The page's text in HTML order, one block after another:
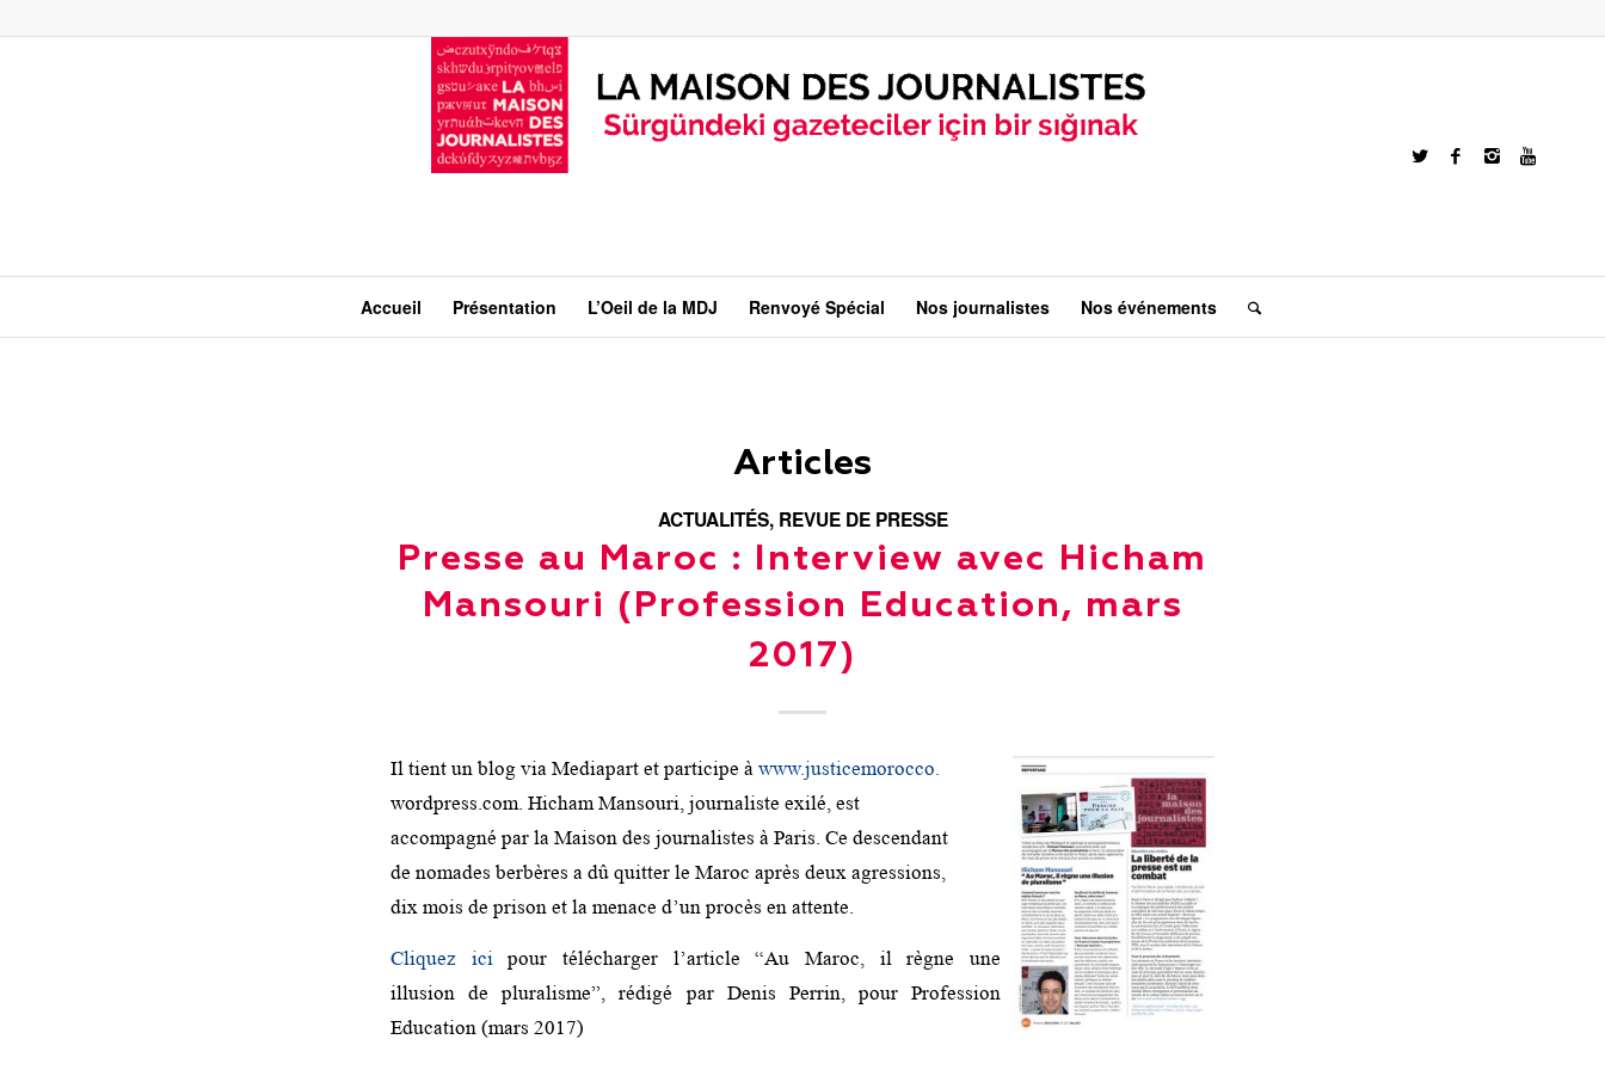
Accueil Présentation L’Oeil de la MDJ Renvoyé Spécial Nos journalistes Nos événements
Articles
ACTUALITÉS, REVUE DE PRESSE
Presse au Maroc : Interview avec Hicham
Mansouri (Profession Education, mars
2017)
Il tient un blog via Mediapart et participe à www.justicemorocco.
wordpress.com. Hicham Mansouri, journaliste exilé, est
accompagné par la Maison des journalistes à Paris. Ce descendant
de nomades berbères a dû quitter le Maroc après deux agressions,
dix mois de prison et la menace d’un procès en attente.
Cliquez icipour télécharger l’article “Au Maroc, il règne une
illusion de pluralisme”, rédigé par Denis Perrin, pour Profession
Education (mars 2017)